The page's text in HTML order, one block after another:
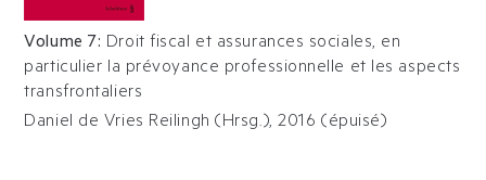
Volume 7: Droit fiscal et assurances sociales, en
particulier la prévoyance professionnelle et les aspects
transfrontaliers
Daniel de Vries Reilingh (Hrsg.),2016 (épuisé)